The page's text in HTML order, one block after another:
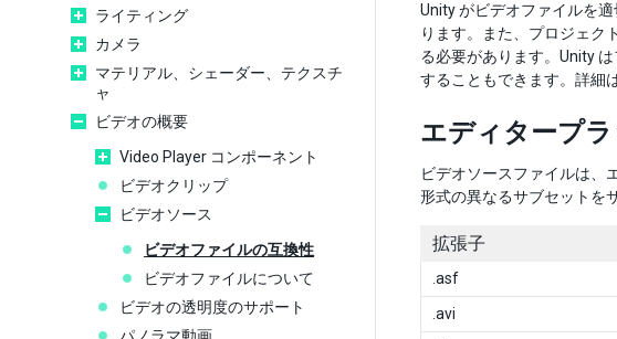
ライティング
カメラ
マテリアル、シェーダー、テクスチ
ャ
ビデオの概要
Video Player コンポーネント
ビデオクリップ
ビデオソース
ビデオファイルの互換性
ビデオファイルについて
ビデオの透明度のサポート
Unity がビデオファイルを
ります。また、プロジェク
る必要があります。Unity
することもできます。詳細
エディタープ
ビデオソースファイルは、
形式の異なるサブセットを
拡張子
.asf
.avi